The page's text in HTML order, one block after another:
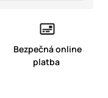
Bezpečná online
platba